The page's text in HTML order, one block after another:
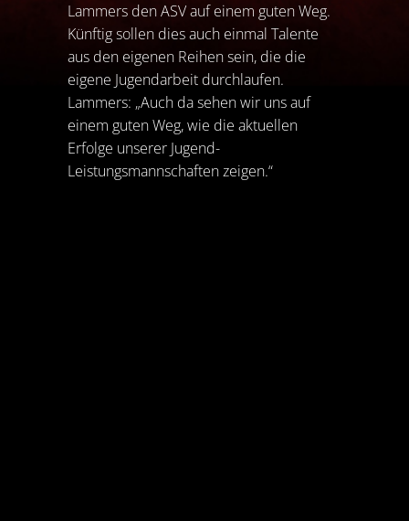
Lammers den ASV auf einem guten Weg.
Künftig sollen dies auch einmal Talente
aus den eigenen Reihen sein, die die
eigene Jugendarbeit durchlaufen.
Lammers: „Auch da sehen wir uns auf
einem guten Weg, wie die aktuellen
Erfolge unserer Jugend-
Leistungsmannschaften zeigen.“